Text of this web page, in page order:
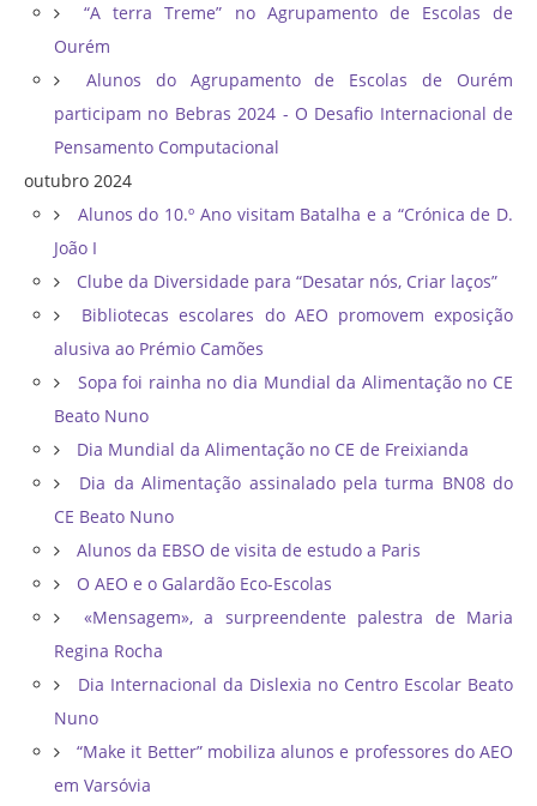
“A terra Treme” no Agrupamento de Escolas de
Ourém
Alunos do Agrupamento de Escolas de Ourém
participam no Bebras 2024 - O Desafio Internacional de
Pensamento Computacional
outubro 2024
Alunos do 10.º Ano visitam Batalha e a “Crónica de D.
João I
Clube da Diversidade para “Desatar nós, Criar laços”
Bibliotecas escolares do AEO promovem exposição
alusiva ao Prémio Camões
Sopa foi rainha no dia Mundial da Alimentação no CE
Beato Nuno
Dia Mundial da Alimentação no CE de Freixianda
Dia da Alimentação assinalado pela turma BN08 do
CE Beato Nuno
Alunos da EBSO de visita de estudo a Paris
O AEO e o Galardão Eco-Escolas
«Mensagem», a surpreendente palestra de Maria
Regina Rocha
Dia Internacional da Dislexia no Centro Escolar Beato
Nuno
“Make it Better” mobiliza alunos e professores do AEO
em Varsóvia